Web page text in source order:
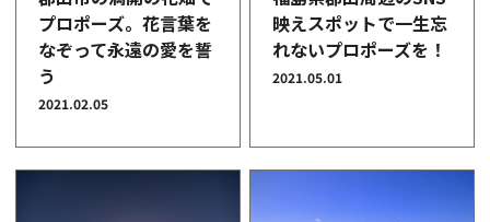
プロポーズ。花言葉を
なぞって永遠の愛を誓
う
2021.02.05
映えスポットで一生忘
れないプロポーズを！
2021.05.01